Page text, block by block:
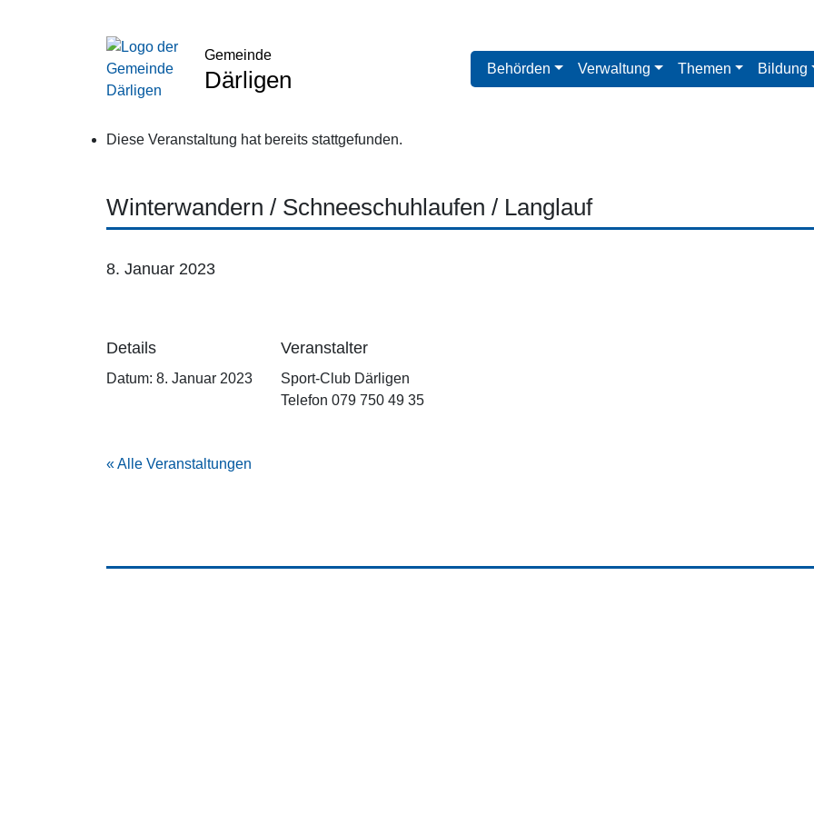
Gemeinde
Därligen Behörden Verwaltung Themen Bildung
Diese Veranstaltung hat bereits stattgefunden.
Winterwandern / Schneeschuhlaufen / Langlauf
8. Januar 2023
Details
Datum: 8. Januar 2023
Veranstalter
Sport-Club Därligen
Telefon 079 750 49 35
« Alle Veranstaltungen